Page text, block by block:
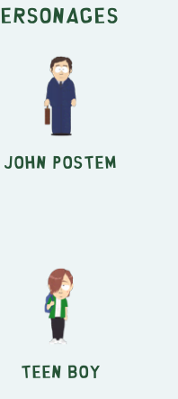
John Postem
Teen Boy